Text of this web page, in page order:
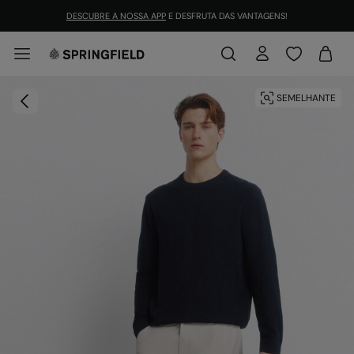
DESCUBRE A NOSSA APP E DESFRUTA DAS VANTAGENS!
SEMELHANTE